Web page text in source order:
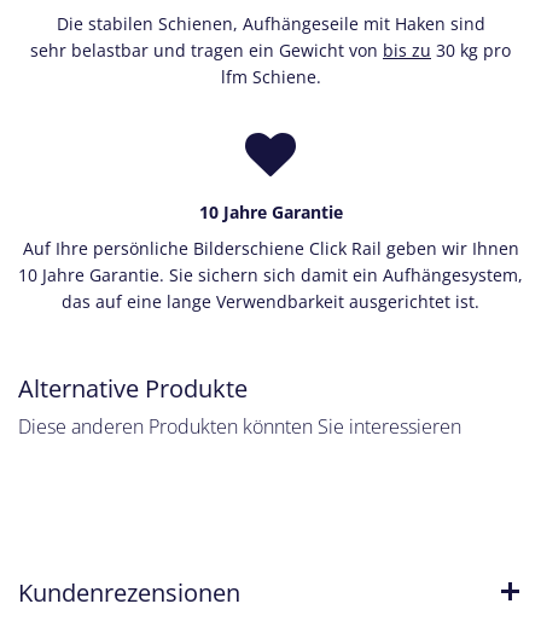
Die stabilen Schienen, Aufhängeseile mit Haken sind
sehr belastbar und tragen ein Gewicht von bis zu 30 kg pro
lfm Schiene.
10 Jahre Garantie
Auf Ihre persönliche Bilderschiene Click Rail geben wir Ihnen
10 Jahre Garantie. Sie sichern sich damit ein Aufhängesystem,
das auf eine lange Verwendbarkeit ausgerichtet ist.
Alternative Produkte
Diese anderen Produkten könnten Sie interessieren
Kundenrezensionen